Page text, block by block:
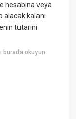
hesabına veya
alacak kalanı
tutarını
burada okuyun: